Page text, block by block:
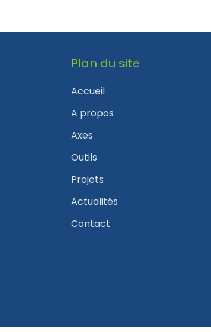
Plan du site
Accueil
A propos
Axes
Outils
Projets
Actualités
Contact